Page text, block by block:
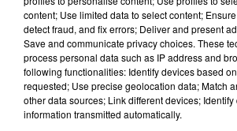
DJ GOJA & JASON DERULO &
MELODY
Mi Chico
13h46
13h46 13h42
13h42
content; Use limited data to select content;
detect fraud, and fix errors; Deliver and present
Save and communicate privacy choices. These
process personal data such as IP address and
following functionalities: Identify devices based
requested; Use precise geolocation data; Match
other data sources; Link different devices;
information transmitted automatically.